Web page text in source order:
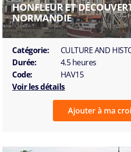
HONFLEUR ET
NORMANDIE
Catégorie:
CULTURE AND
Durée:
4.5 heures
Code:
HAV15
Voir les détails
Ajouter à ma